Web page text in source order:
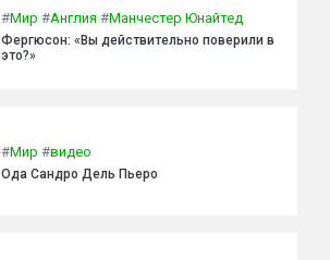
#Мир #Англия #Манчестер Юнайтед
Фергюсон: «Вы действительно поверили в
это?»
#Мир #видео
Ода Сандро Дель Пьеро